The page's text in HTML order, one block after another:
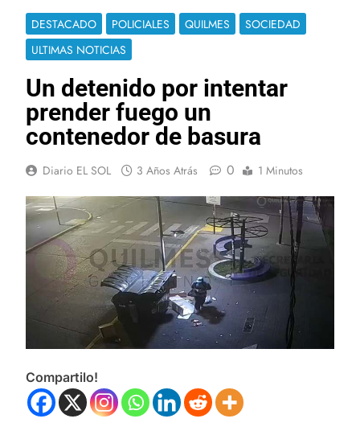
DESTACADO POLICIALES QUILMES
SOCIEDAD
ULTIMAS NOTICIAS
Un detenido por intentar
prender fuego un
contenedor de basura
Diario EL SOL 3 Años Atrás 0 1 Minutos
Compartilo!